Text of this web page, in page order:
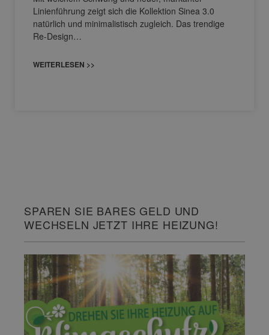
Linienführung zeigt sich die Kollektion Sinea 3.0
natürlich und minimalistisch zugleich. Das trendige
Re-Design…
WEITERLESEN >>
SPAREN SIE BARES GELD UND
WECHSELN JETZT IHRE HEIZUNG!